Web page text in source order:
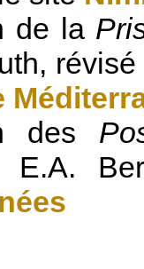
de la
des
E.A.